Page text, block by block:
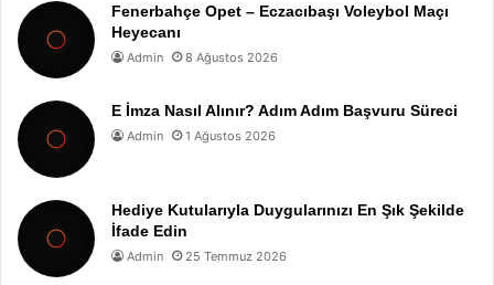
Fenerbahçe Opet – Eczacıbaşı Voleybol Maçı
Heyecanı
Admin 8 Ağustos 2026
E İmza Nasıl Alınır? Adım Adım Başvuru Süreci
Admin 1 Ağustos 2026
Hediye Kutularıyla Duygularınızı En Şık Şekilde
İfade Edin
Admin 25 Temmuz 2026